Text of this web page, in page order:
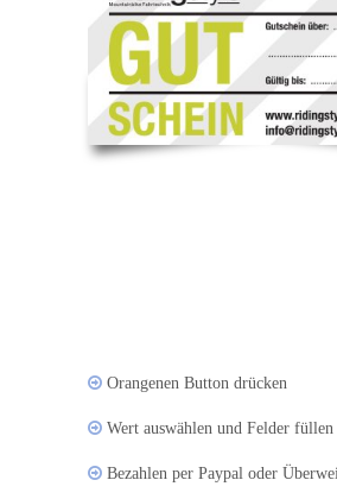
Orangenen Button drücken
Wert auswählen und Felder füllen
Bezahlen per Paypal oder